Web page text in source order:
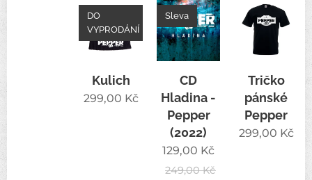
Kulich
DO
VYPRODÁNÍ
299,00 Kč
CD
Hladina -
Pepper
(2022)
Sleva
129,00 Kč
249,00Kč
Tričko
pánské
Pepper
299,00 Kč